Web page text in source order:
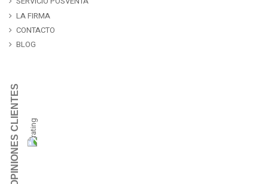
LA FIRMA
CONTACTO
BLOG
OPINIONES CLIENTES